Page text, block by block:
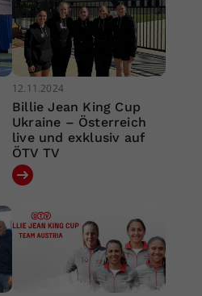
12.11.2024
Billie Jean King Cup
Ukraine – Österreich
live und exklusiv auf
ÖTV TV